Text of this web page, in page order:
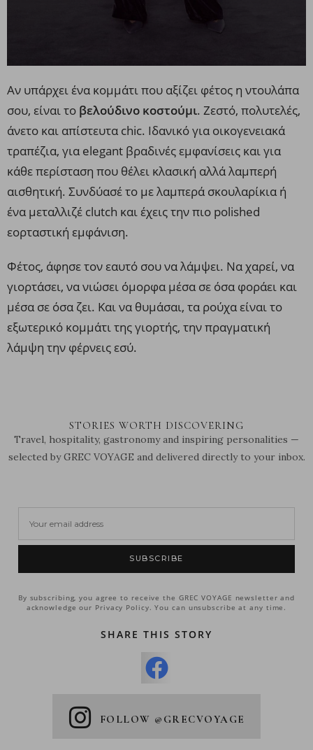
Αν υπάρχει ένα κομμάτι που αξίζει φέτος η ντουλάπα
σου, είναι το βελούδινο κοστούμι. Ζεστό, πολυτελές,
άνετο και απίστευτα chic. Ιδανικό για οικογενειακά
τραπέζια, για elegant βραδινές εμφανίσεις και για
κάθε περίσταση που θέλει κλασική αλλά λαμπερή
αισθητική. Συνδύασέ το με λαμπερά σκουλαρίκια ή
ένα μεταλλιζέ clutch και έχεις την πιο polished
εορταστική εμφάνιση.
Φέτος, άφησε τον εαυτό σου να λάμψει. Να χαρεί, να
γιορτάσει, να νιώσει όμορφα μέσα σε όσα φοράει και
μέσα σε όσα ζει. Και να θυμάσαι, τα ρούχα είναι το
εξωτερικό κομμάτι της γιορτής, την πραγματική
λάμψη την φέρνεις εσύ.
STORIES WORTH DISCOVERING
Travel, hospitality, gastronomy and inspiring personalities —
selected by GREC VOYAGE and delivered directly to your inbox.
SUBSCRIBE
By subscribing, you agree to receive the GREC VOYAGE newsletter and
acknowledge our Privacy Policy. You can unsubscribe at any time.
SHARE THIS STORY
FOLLOW @GRECVOYAGE